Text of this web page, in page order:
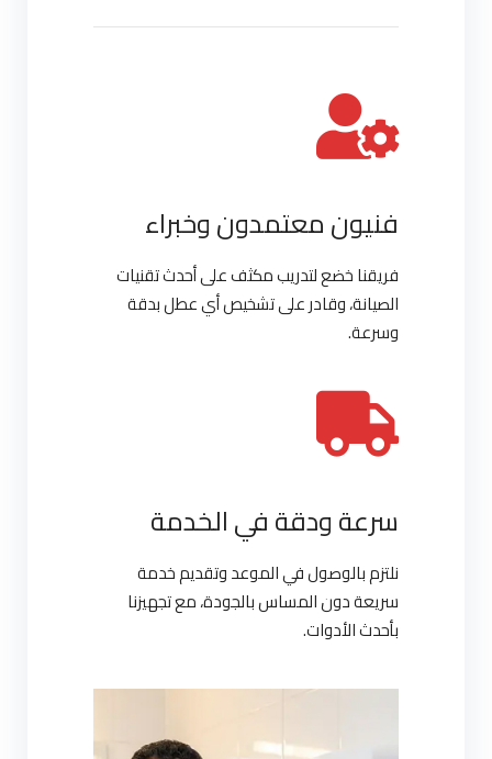
فنيون معتمدون وخبراء
فريقنا خضع لتدريب مكثف على أحدث تقنيات
الصيانة، وقادر على تشخيص أي عطل بدقة
وسرعة.
سرعة ودقة في الخدمة
نلتزم بالوصول في الموعد وتقديم خدمة
سريعة دون المساس بالجودة، مع تجهيزنا
بأحدث الأدوات.